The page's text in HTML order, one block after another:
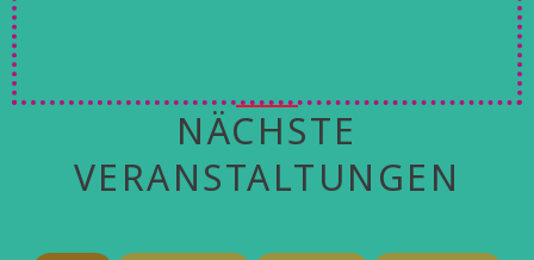
NÄCHSTE
VERANSTALTUNGEN